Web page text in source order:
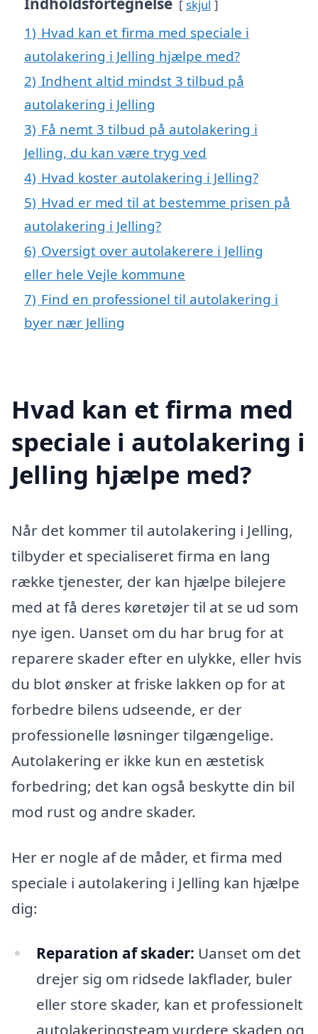
skjul
1) Hvad kan et firma med speciale i
autolakering i Jelling hjælpe med?
2) Indhent altid mindst 3 tilbud på
autolakering i Jelling
3) Få nemt 3 tilbud på autolakering i
Jelling, du kan være tryg ved
4) Hvad koster autolakering i Jelling?
5) Hvad er med til at bestemme prisen på
autolakering i Jelling?
6) Oversigt over autolakerere i Jelling
eller hele Vejle kommune
7) Find en professionel til autolakering i
byer nær Jelling
Hvad kan et firma med
speciale i autolakering i
Jelling hjælpe med?
Når det kommer til autolakering i Jelling,
tilbyder et specialiseret firma en lang
række tjenester, der kan hjælpe bilejere
med at få deres køretøjer til at se ud som
nye igen. Uanset om du har brug for at
reparere skader efter en ulykke, eller hvis
du blot ønsker at friske lakken op for at
forbedre bilens udseende, er der
professionelle løsninger tilgængelige.
Autolakering er ikke kun en æstetisk
forbedring; det kan også beskytte din bil
mod rust og andre skader.
Her er nogle af de måder, et firma med
speciale i autolakering i Jelling kan hjælpe
dig:
Reparation af skader: Uanset om det
drejer sig om ridsede lakflader, buler
eller store skader, kan et professionelt
autolakeringsteam vurdere skaden og